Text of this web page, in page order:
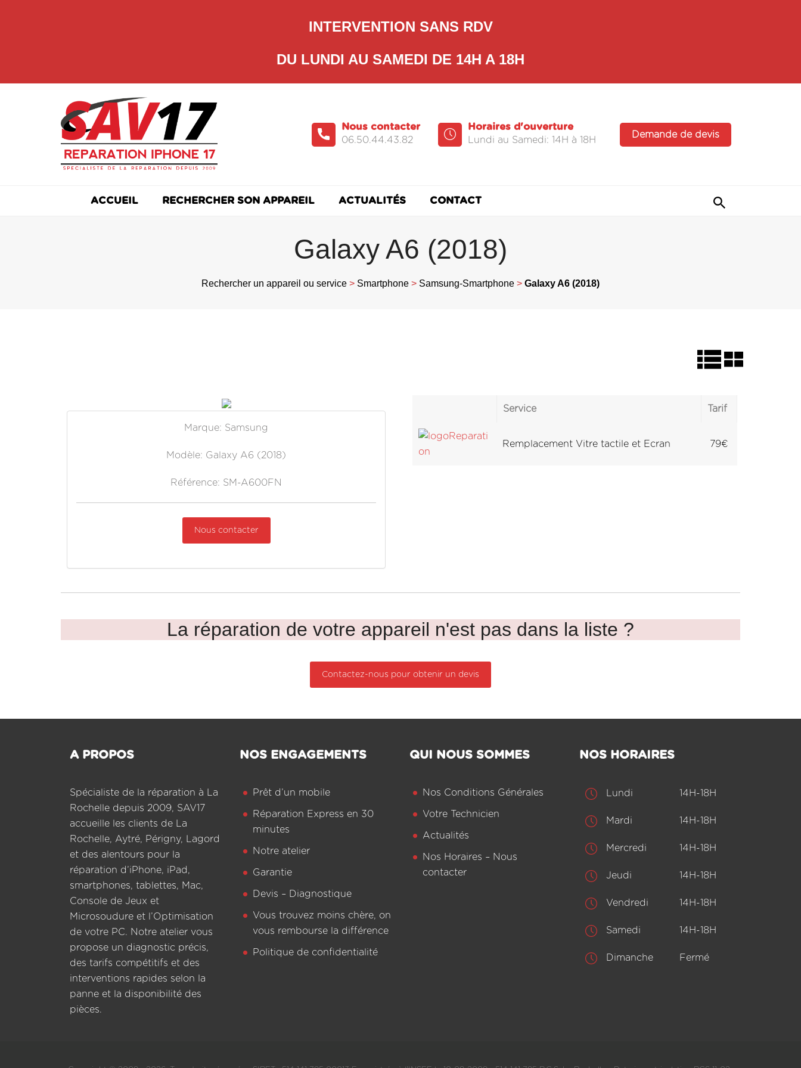
INTERVENTION SANS RDV
DU LUNDI AU SAMEDI DE 14H A 18H
Demande de devis
Horaires d'ouverture
Lundi au Samedi: 14H à 18H
Nous contacter
06.50.44.43.82
ACCUEIL RECHERCHER SON APPAREIL ACTUALITÉS CONTACT
Galaxy A6 (2018)
Rechercher un appareil ou service > Smartphone > Samsung-Smartphone > Galaxy A6 (2018)
Marque: Samsung
Modèle: Galaxy A6 (2018)
Référence: SM-A600FN
Nous contacter
Service Tarif
Remplacement Vitre tactile et Ecran 79€
La réparation de votre appareil n'est pas dans la liste ?
Contactez-nous pour obtenir un devis
A PROPOS
Spécialiste de la réparation à La
Rochelle depuis 2009, SAV17
accueille les clients de La
Rochelle, Aytré, Périgny, Lagord
et des alentours pour la
réparation d’iPhone, iPad,
smartphones, tablettes, Mac,
Console de Jeux et
Microsoudure et l’Optimisation
de votre PC. Notre atelier vous
propose un diagnostic précis,
des tarifs compétitifs et des
interventions rapides selon la
panne et la disponibilité des
pièces.
NOS ENGAGEMENTS
Prêt d’un mobile
Réparation Express en 30
minutes
Notre atelier
Garantie
Devis – Diagnostique
Vous trouvez moins chère, on
vous rembourse la différence
Politique de confidentialité
QUI NOUS SOMMES
Nos Conditions Générales
Votre Technicien
Actualités
Nos Horaires – Nous
contacter
NOS HORAIRES
Lundi 14H-18H
Mardi 14H-18H
Mercredi 14H-18H
Jeudi 14H-18H
Vendredi 14H-18H
Samedi 14H-18H
Dimanche Fermé